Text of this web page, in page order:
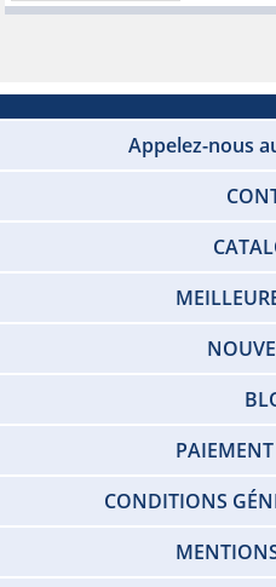
Appelez-nous
PAIEMENT
CONDITIONS